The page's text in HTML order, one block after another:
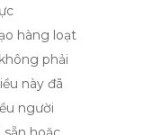
hàng loạt
phải
này đã
người